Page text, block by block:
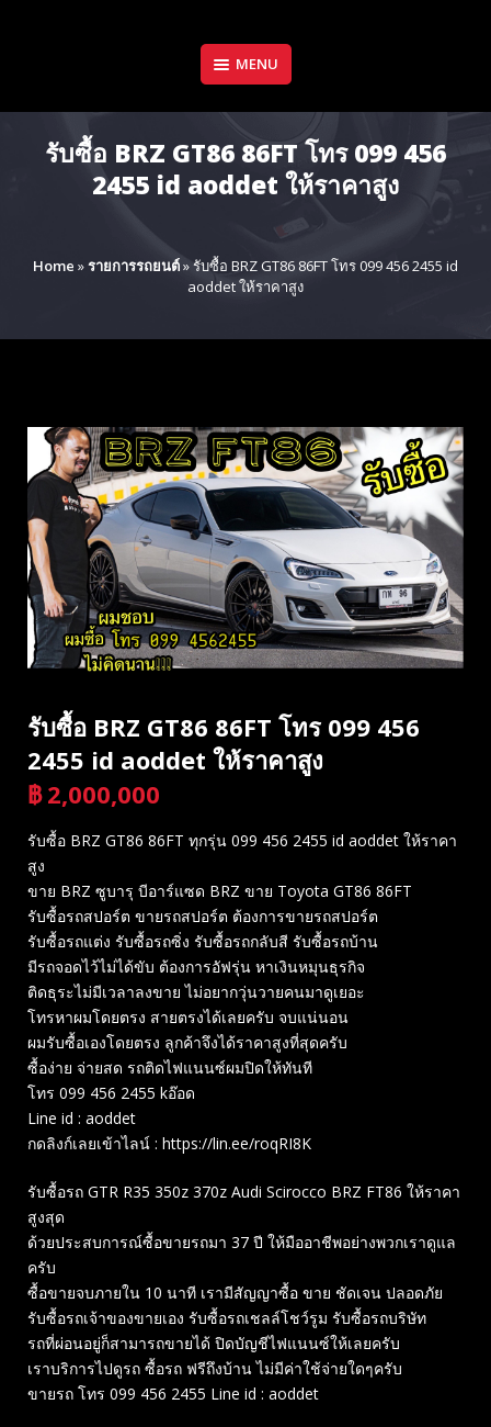
MENU
รับซื้อ BRZ GT86 86FT โทร 099 456
2455 id aoddet ให้ราคาสูง
Home »รายการรถยนต์»รับซื้อ BRZ GT86 86FT โทร 099 456 2455 id
aoddet ให้ราคาสูง
รับซื้อ BRZ GT86 86FT โทร 099 456
2455 id aoddet ให้ราคาสูง
฿ 2,000,000
รับซื้อ BRZ GT86 86FT ทุกรุ่น 099 456 2455 id aoddet ให้ราคา
สูง
ขาย BRZ ซูบารุ บีอาร์แซด BRZ ขาย Toyota GT86 86FT
รับซื้อรถสปอร์ต ขายรถสปอร์ต ต้องการขายรถสปอร์ต
รับซื้อรถแต่ง รับซื้อรถซิ่ง รับซื้อรถกลับสี รับซื้อรถบ้าน
มีรถจอดไว้ไม่ได้ขับ ต้องการอัฟรุ่น หาเงินหมุนธุรกิจ
ติดธุระไม่มีเวลาลงขาย ไม่อยากวุ่นวายคนมาดูเยอะ
โทรหาผมโดยตรง สายตรงได้เลยครับ จบแน่นอน
ผมรับซื้อเองโดยตรง ลูกค้าจึงได้ราคาสูงที่สุดครับ
ซื้อง่าย จ่ายสด รถติดไฟแนนซ์ผมปิดให้ทันที
โทร 099 456 2455 kอ๊อด
Line id : aoddet
กดลิงก์เลยเข้าไลน์ : https://lin.ee/roqRI8K
รับซื้อรถ GTR R35 350z 370z Audi Scirocco BRZ FT86 ให้ราคา
สูงสุด
ด้วยประสบการณ์ซื้อขายรถมา 37 ปี ให้มืออาชีพอย่างพวกเราดูแล
ครับ
ซื้อขายจบภายใน 10 นาที เรามีสัญญาซื้อ ขาย ชัดเจน ปลอดภัย
รับซื้อรถเจ้าของขายเอง รับซื้อรถเชลล์โชว์รูม รับซื้อรถบริษัท
รถที่ผ่อนอยู่ก็สามารถขายได้ ปิดบัญชีไฟแนนซ์ให้เลยครับ
เราบริการไปดูรถ ซื้อรถ ฟรีถึงบ้าน ไม่มีค่าใช้จ่ายใดๆครับ
ขายรถ โทร 099 456 2455 Line id : aoddet